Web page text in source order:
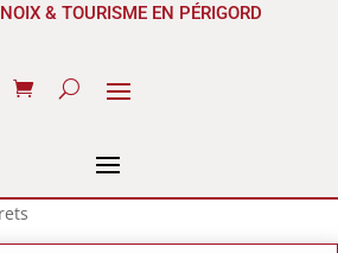
& TOURISME EN PÉRIGORD